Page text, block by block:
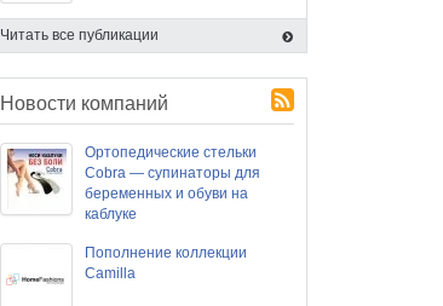
Читать все публикации
Новости компаний
Ортопедические стельки
Cobra — супинаторы для
беременных и обуви на
каблуке
Пополнение коллекции
Camilla